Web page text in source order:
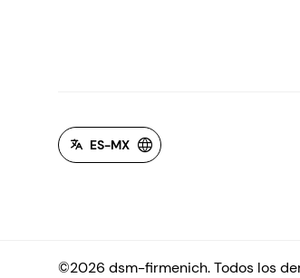
ES-MX
©2026 dsm-firmenich. Todos los